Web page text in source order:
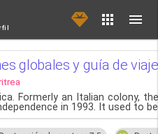
globales y guía de
Formerly an Italian colony,
in 1993. It used to